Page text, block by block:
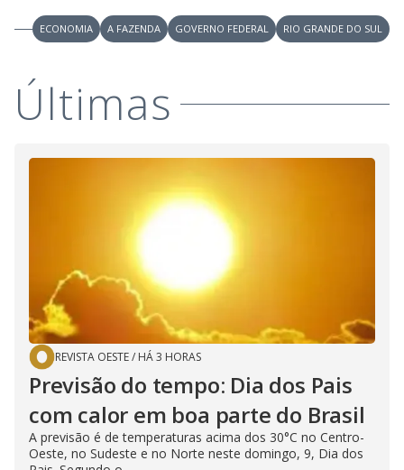
ECONOMIA A FAZENDA GOVERNO FEDERAL RIO GRANDE DO SUL
Últimas
REVISTA OESTE/ HÁ 3 HORAS
Previsão do tempo: Dia dos Pais
com calor em boa parte do Brasil
A previsão é de temperaturas acima dos 30°C no Centro-
Oeste, no Sudeste e no Norte neste domingo, 9, Dia dos